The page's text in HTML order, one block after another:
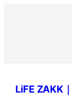
LiFE ZAKK